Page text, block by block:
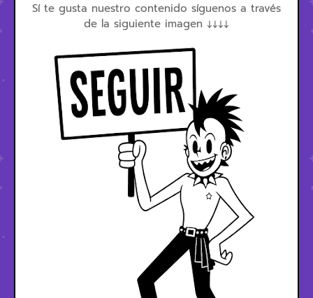
Sí te gusta nuestro contenido síguenos a través
de la siguiente imagen ↓↓↓↓